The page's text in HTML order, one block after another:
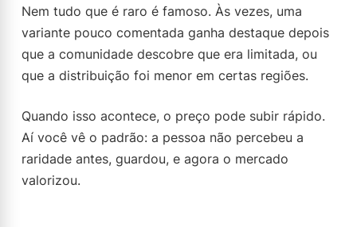
Nem tudo que é raro é famoso. Às vezes, uma
variante pouco comentada ganha destaque depois
que a comunidade descobre que era limitada, ou
que a distribuição foi menor em certas regiões.
Quando isso acontece, o preço pode subir rápido.
Aí você vê o padrão: a pessoa não percebeu a
raridade antes, guardou, e agora o mercado
valorizou.